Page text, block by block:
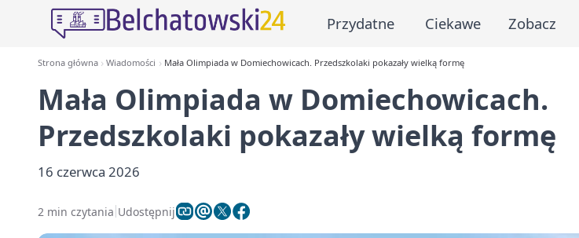
Przydatne Ciekawe Zobacz
Strona główna Wiadomości Mała Olimpiada w Domiechowicach. Przedszkolaki pokazały wielką formę
Mała Olimpiada w Domiechowicach.
Przedszkolaki pokazały wielką formę
16 czerwca 2026
2 min czytania Udostępnij